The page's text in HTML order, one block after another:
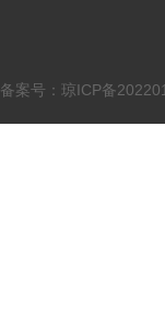
备案号：琼ICP备